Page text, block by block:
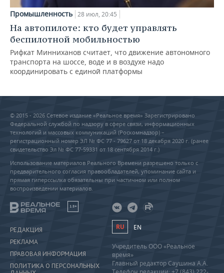
Промышленность 28 июл, 20:45
На автопилоте: кто будет управлять
беспилотной мобильностью
Рифкат Минниханов считает, что движение автономного
транспорта на шоссе, воде и в воздухе надо
координировать с единой платформы
© 2015 - 2026 Сетевое издание «Реальное время» Зарегистрировано
Федеральной службой по надзору в сфере связи, информационных
технологий и массовых коммуникаций (Роскомнадзор) –
регистрационный номер ЭЛ № ФС 77 - 79627 от 18 декабря 2020 г. (ранее
свидетельство Эл № ФС 77-59331 от 18 сентября 2014 г.)
Использование материалов Реального Времени разрешено только с
предварительного согласия правообладателей, упоминание сайта и
прямая гиперссылка обязательны при частичном или полном
воспроизведении материалов.
18+
РЕДАКЦИЯ
РЕКЛАМА
ПРАВОВАЯ ИНФОРМАЦИЯ
ПОЛИТИКА О ПЕРСОНАЛЬНЫХ
RU EN
Учредитель ООО «Реальное
время»
Главный редактор Саушина А.А.